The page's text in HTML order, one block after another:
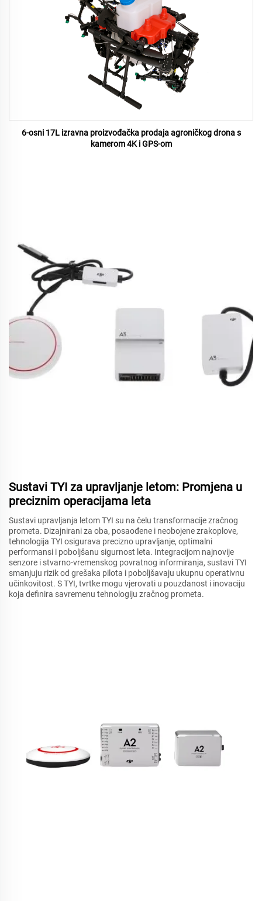
6-osni 17L izravna proizvođačka prodaja agroničkog drona s
kamerom 4K i GPS-om
Sustavi TYI za upravljanje letom: Promjena u
preciznim operacijama leta
Sustavi upravljanja letom TYI su na čelu transformacije zračnog
prometa. Dizajnirani za oba, posaođene i neobojene zrakoplove,
tehnologija TYI osigurava precizno upravljanje, optimalni
performansi i poboljšanu sigurnost leta. Integracijom najnovije
senzore i stvarno-vremenskog povratnog informiranja, sustavi TYI
smanjuju rizik od grešaka pilota i poboljšavaju ukupnu operativnu
učinkovitost. S TYI, tvrtke mogu vjerovati u pouzdanost i inovaciju
koja definira savremenu tehnologiju zračnog prometa.